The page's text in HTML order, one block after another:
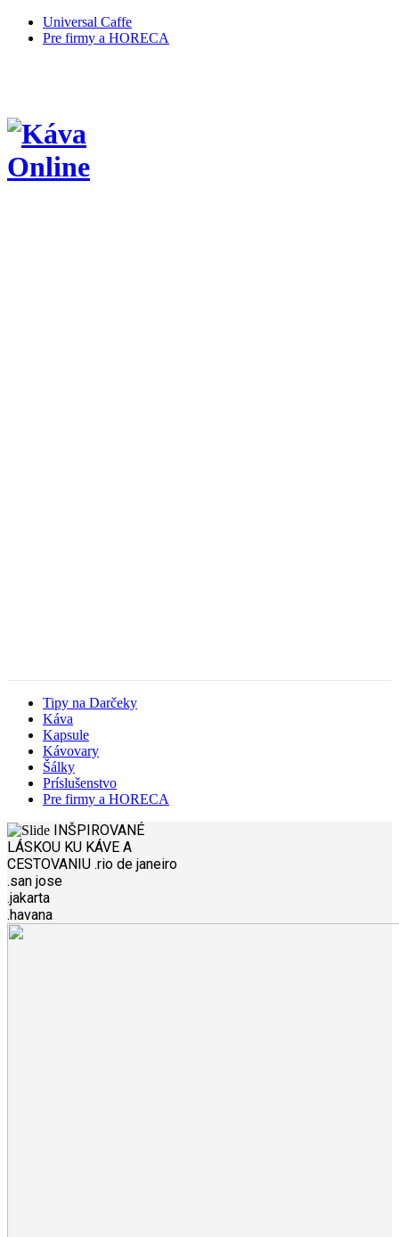
Universal Caffe
Pre firmy a HORECA
Tipy na Darčeky
Káva
Kapsule
Kávovary
Šálky
Príslušenstvo
Pre firmy a HORECA
INŠPIROVANÉ
LÁSKOU KU KÁVE A
CESTOVANIU .rio de janeiro
.san jose
.jakarta
.havana